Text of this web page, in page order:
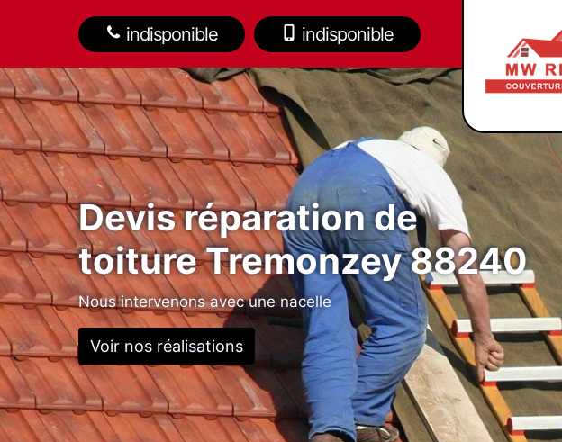
indisponible indisponible
Devis réparation de
toiture Tremonzey 88240
Nous intervenons avec une nacelle
Voir nos réalisations